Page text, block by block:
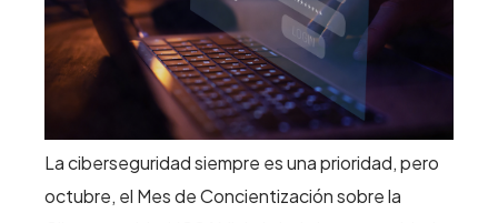
La ciberseguridad siempre es una prioridad, pero
octubre, el Mes de Concientización sobre la